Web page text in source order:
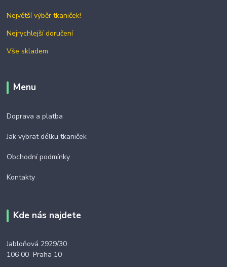
Největší výběr tkaniček!
Nejrychlejší doručení
Vše skladem
Menu
Doprava a platba
Jak vybrat délku tkaniček
Obchodní podmínky
Kontakty
Kde nás najdete
Jabloňová 2929/30
106 00 Praha 10